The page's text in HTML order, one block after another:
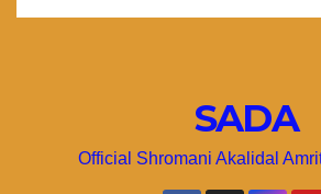
SADA
Official Shromani Akalidal